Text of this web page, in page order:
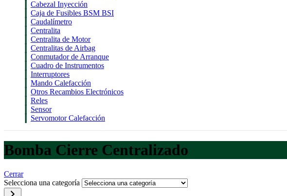
Cabezal Inyección
Caja de Fusibles BSM BSI
Caudalímetro
Centralita
Centralita de Motor
Centralitas de Airbag
Conmutador de Arranque
Cuadro de Instrumentos
Interruptores
Mando Calefacción
Otros Recambios Electrónicos
Reles
Sensor
Servomotor Calefacción
Bomba Cierre Centralizado
Cerrar
Selecciona una categoría